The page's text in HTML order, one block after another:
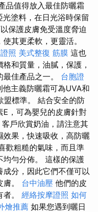
品值得放入最佳防曬霜
塗料，在日光浴時保留
保護皮膚免受溫度脅迫
其更柔軟，更靈活。
照 美式整復 筋膜 這也
和質量，油膩，保護，
佳產品之一。 台胞證
他主義防曬霜可為UVA和
盟標準。 結合安全的防
，可為嬰兒的皮膚針對
戶欣賞奶油，請注意其
效果，快速吸收，高防曬
歡粗糙的氣味，而且準
均勻分佈。 這樣的保護
分，因此它們不僅可以
。 台中油壓 他們的皮
。 經絡按摩證照 如何
燴推薦 如果您遇到曬日